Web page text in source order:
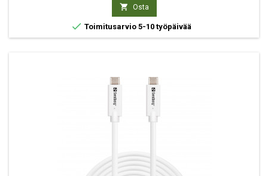
 Osta
 Toimitusarvio 5-10 työpäivää